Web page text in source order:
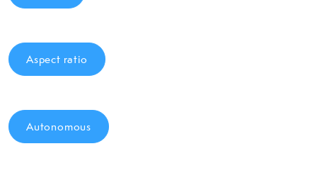
Aspect ratio
Autonomous